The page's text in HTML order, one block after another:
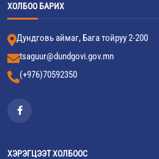
ХОЛБОО БАРИХ
Дундговь аймаг, Бага тойруу 2-200
tsaguur@dundgovi.gov.mn
(+976)70592350
ХЭРЭГЦЭЭТ ХОЛБООС